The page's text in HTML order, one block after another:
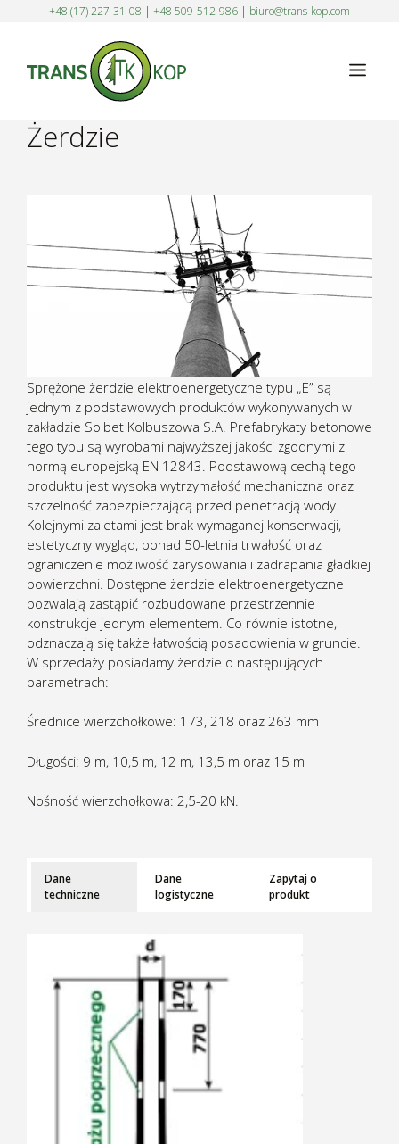
+48 (17) 227-31-08 | +48 509-512-986 | biuro@trans-kop.com
Żerdzie
Sprężone żerdzie elektroenergetyczne typu „E” są
jednym z podstawowych produktów wykonywanych w
zakładzie Solbet Kolbuszowa S.A. Prefabrykaty betonowe
tego typu są wyrobami najwyższej jakości zgodnymi z
normą europejską EN 12843. Podstawową cechą tego
produktu jest wysoka wytrzymałość mechaniczna oraz
szczelność zabezpieczającą przed penetracją wody.
Kolejnymi zaletami jest brak wymaganej konserwacji,
estetyczny wygląd, ponad 50-letnia trwałość oraz
ograniczenie możliwość zarysowania i zadrapania gładkiej
powierzchni. Dostępne żerdzie elektroenergetyczne
pozwalają zastąpić rozbudowane przestrzennie
konstrukcje jednym elementem. Co równie istotne,
odznaczają się także łatwością posadowienia w gruncie.
W sprzedaży posiadamy żerdzie o następujących
parametrach:
Średnice wierzchołkowe: 173, 218 oraz 263 mm
Długości: 9 m, 10,5 m, 12 m, 13,5 m oraz 15 m
Nośność wierzchołkowa: 2,5-20 kN.
Dane
techniczne
Dane
logistyczne
Zapytaj o
produkt